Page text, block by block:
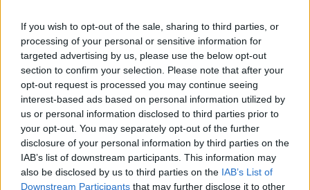
If you wish to opt-out of the sale, sharing to third parties, or
processing of your personal or sensitive information for
targeted advertising by us, please use the below opt-out
section to confirm your selection. Please note that after your
opt-out request is processed you may continue seeing
interest-based ads based on personal information utilized by
us or personal information disclosed to third parties prior to
your opt-out. You may separately opt-out of the further
disclosure of your personal information by third parties on the
IAB’s list of downstream participants. This information may
also be disclosed by us to third parties on the IAB’s List of
Downstream Participants that may further disclose it to other
Sainz visszatérne a Red Bullhoz,
ahol a győzelemért harcolhatna
FORMA-1
Kockázatos ötlettel villant a
Ferrari, hamarosan mindenki ezt
másolhatja